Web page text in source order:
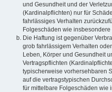
und Gesundheit und der
(Kardinalpflichten) nur für
fahrlässiges Verhalten
Folgeschäden wie insbesondere
Die Haftung ist gegenüber
grob fahrlässigem Verhalten
Leben, Körper und Gesundheit
Vertragspflichten
typischerweise vorhersehbaren
auf die vertragstypischen
für mittelbare Folgeschäden wie